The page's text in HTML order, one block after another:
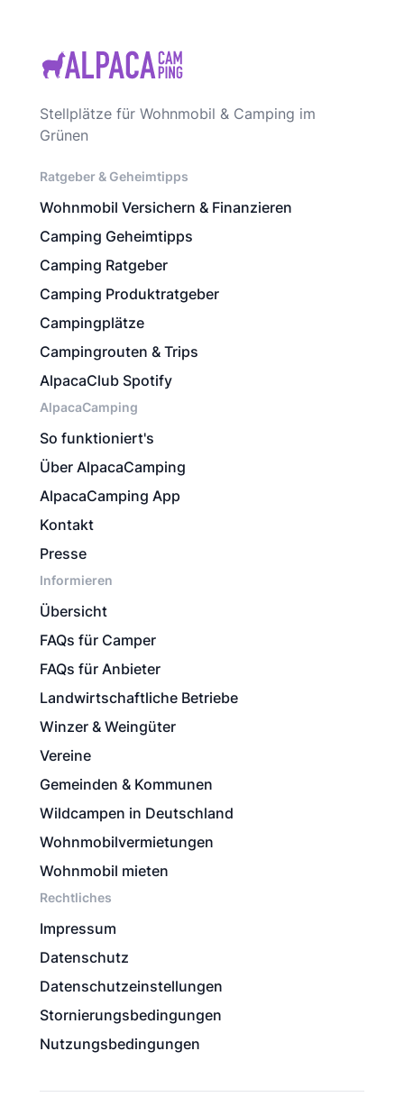
Stellplätze für Wohnmobil & Camping im
Grünen
Ratgeber & Geheimtipps
Wohnmobil Versichern & Finanzieren
Camping Geheimtipps
Camping Ratgeber
Camping Produktratgeber
Campingplätze
Campingrouten & Trips
AlpacaClub Spotify
AlpacaCamping
So funktioniert's
Über AlpacaCamping
AlpacaCamping App
Kontakt
Presse
Informieren
Übersicht
FAQs für Camper
FAQs für Anbieter
Landwirtschaftliche Betriebe
Winzer & Weingüter
Vereine
Gemeinden & Kommunen
Wildcampen in Deutschland
Wohnmobilvermietungen
Wohnmobil mieten
Rechtliches
Impressum
Datenschutz
Datenschutzeinstellungen
Stornierungsbedingungen
Nutzungsbedingungen